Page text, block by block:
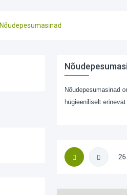
Nõudepesumasinad
Nõudepesumasinad
hügieeniliselt